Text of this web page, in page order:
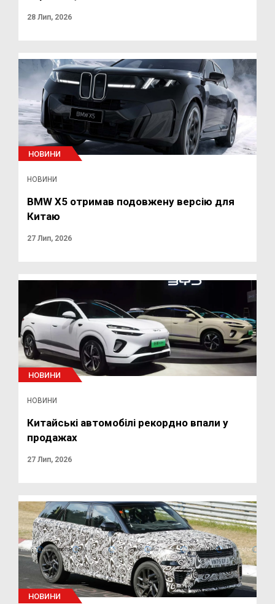
28 Лип, 2026
НОВИНИ
НОВИНИ
BMW X5 отримав подовжену версію для
Китаю
27 Лип, 2026
НОВИНИ
НОВИНИ
Китайські автомобілі рекордно впали у
продажах
27 Лип, 2026
НОВИНИ